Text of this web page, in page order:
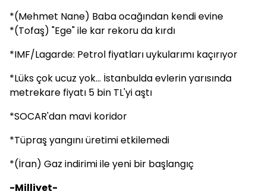
*(Mehmet Nane) Baba ocağından kendi evine
*(Tofaş) "Ege" ile kar rekoru da kırdı
*IMF/Lagarde: Petrol fiyatları uykularımı kaçırıyor
*Lüks çok ucuz yok... İstanbulda evlerin yarısında
metrekare fiyatı 5 bin TL'yi aştı
*SOCAR'dan mavi koridor
*Tüpraş yangını üretimi etkilemedi
*(İran) Gaz indirimi ile yeni bir başlangıç
-Milliyet-